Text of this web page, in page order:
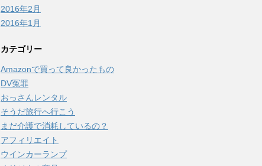
2016年2月
2016年1月
カテゴリー
Amazonで買って良かったもの
DV冤罪
おっさんレンタル
そうだ旅行へ行こう
まだ介護で消耗しているの？
アフィリエイト
ウインカーランプ